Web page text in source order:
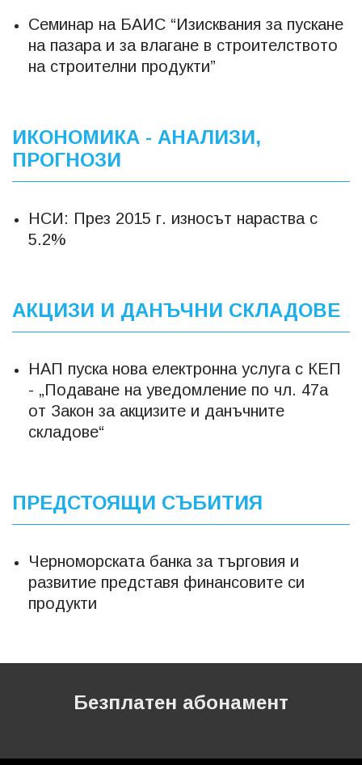
Семинар на БАИС “Изисквания за пускане
на пазара и за влагане в строителството
на строителни продукти”
ИКОНОМИКА - АНАЛИЗИ,
ПРОГНОЗИ
НСИ: През 2015 г. износът нараства с
5.2%
АКЦИЗИ И ДАНЪЧНИ СКЛАДОВЕ
НАП пуска нова електронна услуга с КЕП
- „Подаване на уведомление по чл. 47а
от Закон за акцизите и данъчните
складове“
ПРЕДСТОЯЩИ СЪБИТИЯ
Черноморската банка за търговия и
развитие представя финансовите си
продукти
Безплатен абонамент